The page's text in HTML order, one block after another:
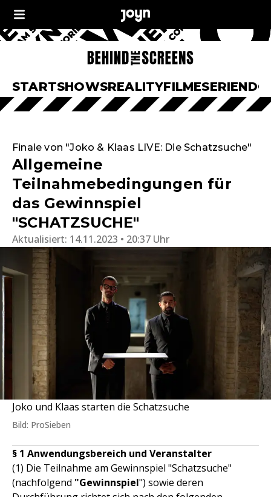
STARTSHOWSREALITYFILMESERIEN
Finale von "Joko & Klaas LIVE: Die Schatzsuche"
Allgemeine
Teilnahmebedingungen für
das Gewinnspiel
"SCHATZSUCHE"
Aktualisiert: 14.11.2023 • 20:37 Uhr
Joko und Klaas starten die Schatzsuche
Bild: ProSieben
§ 1 Anwendungsbereich und Veranstalter
(1) Die Teilnahme am Gewinnspiel "Schatzsuche"
(nachfolgend "Gewinnspiel") sowie deren